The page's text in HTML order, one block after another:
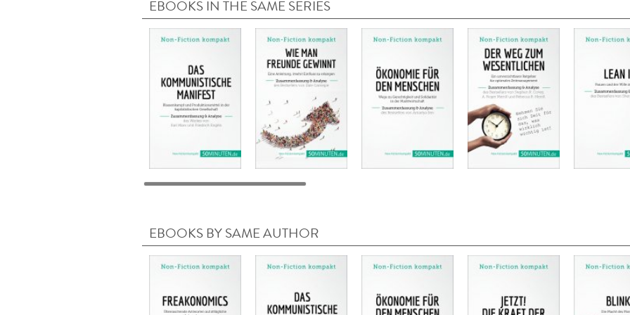
EBOOKS IN THE SAME SERIES
EBOOKS BY SAME AUTHOR